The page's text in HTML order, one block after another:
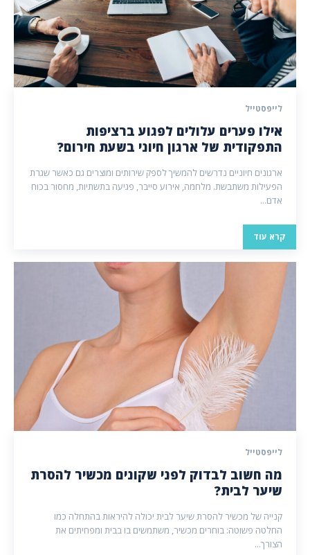
לייפסטייל
אילו פערים עלולים לפגוע ברציפות
התפקודית של ארגון חיוני בשעת חירום?
ארגונים חיוניים נדרשים להמשיך לספק שירותים ומוצרים גם כאשר שגרת
הפעילות משתבשת. מלחמה, אירוע סייבר, פגיעה בתשתיות, מחסור בכוח
אדם...
קרא עוד
לייפסטייל
מה חשוב לבדוק לפני שקונים מכשיר להסרת
שיער לבית?
קנייה של מכשיר להסרת שיער לבית יכולה להיראות בהתחלה כמו
החלטה פשוטה: בוחרים מכשיר, משתמשים בו בבית ומפחיתים את
הצורך...